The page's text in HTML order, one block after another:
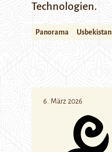
Technologien.
Panorama Usbekistan
6. März 2026